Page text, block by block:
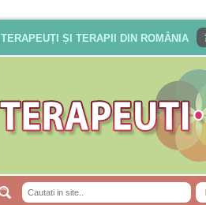
TERAPEUȚI ȘI TERAPII DIN ROMÂNIA